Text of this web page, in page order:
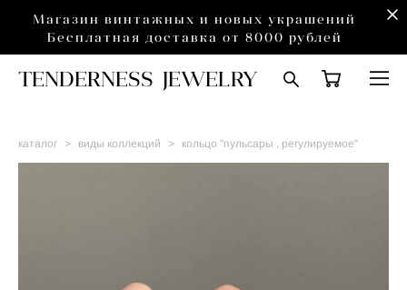
Магазин винтажных и новых украшений
Бесплатная доставка от 8000 рублей
TENDERNESS JEWELRY
каталог > виды коллекций > кольцо "пульсары , регулируемое"